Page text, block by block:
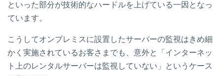
といった部分が技術的なハードルを上げている一因となっ
ています。
こうしてオンプレミスに設置したサーバーの監視はきめ細
かく実施されているお客さまでも、意外と「インターネッ
ト上のレンタルサーバーは監視していない」というケース